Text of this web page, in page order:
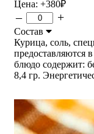
Цена: +380₽
– +
Состав
Курица, соль,
предоставляются
блюдо содержит:
8,4 гр.